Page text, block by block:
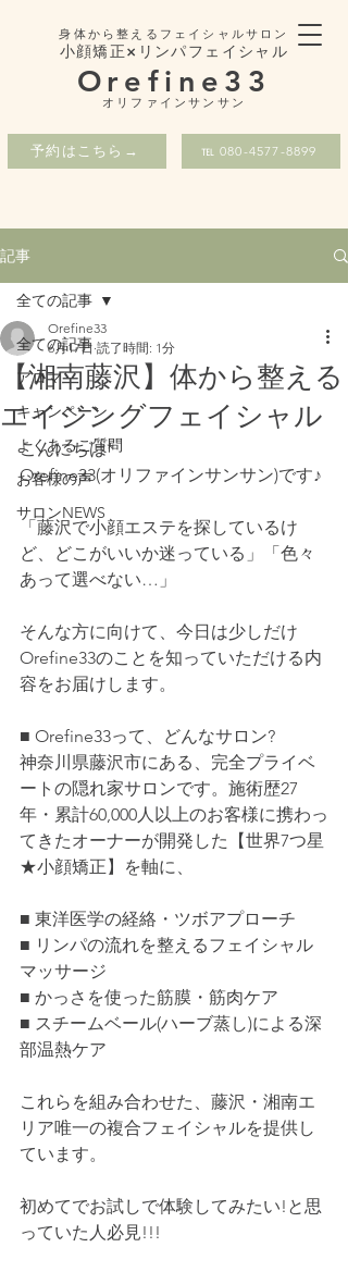
身体から整えるフェイシャルサロン
小顔矯正×リンパフェイシャル
Orefine33
​オリファインサンサン
予約はこちら→ ℡ 080-4577-8899
記事
全ての記事
アロマ
キャンペーン
よくあるご質問
お客様の声
サロンNEWS
全ての記事
【湘南藤沢】体から整える
エイジングフェイシャル
Orefine33
6月17日 読了時間: 1分
こんにちは*
Orefine33(オリファインサンサン)です♪
「藤沢で小顔エステを探しているけ
ど、どこがいいか迷っている」「色々
あって選べない…」
そんな方に向けて、今日は少しだけ
Orefine33のことを知っていただける内
容をお届けします。
■ Orefine33って、どんなサロン?
神奈川県藤沢市にある、完全プライベ
ートの隠れ家サロンです。施術歴27
年・累計60,000人以上のお客様に携わっ
てきたオーナーが開発した【世界7つ星
★小顔矯正】を軸に、
■ 東洋医学の経絡・ツボアプローチ
■ リンパの流れを整えるフェイシャル
マッサージ
■ かっさを使った筋膜・筋肉ケア
■ スチームベール(ハーブ蒸し)による深
部温熱ケア
これらを組み合わせた、藤沢・湘南エ
リア唯一の複合フェイシャルを提供し
ています。
初めてでお試しで体験してみたい!と思
っていた人必見!!!